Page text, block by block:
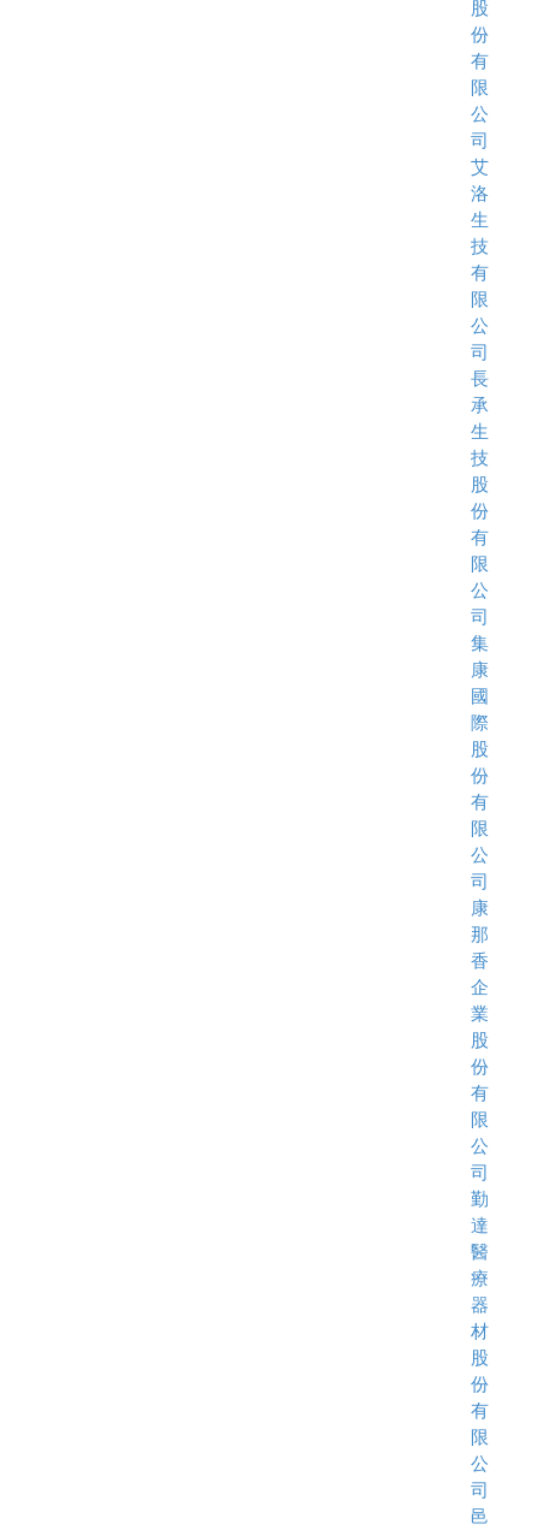
股
份
有
限
公
司
艾
洛
生
技
有
限
公
司
長
承
生
技
股
份
有
限
公
司
集
康
國
際
股
份
有
限
公
司
康
那
香
企
業
股
份
有
限
公
司
勤
達
醫
療
器
材
股
份
有
限
公
司
邑